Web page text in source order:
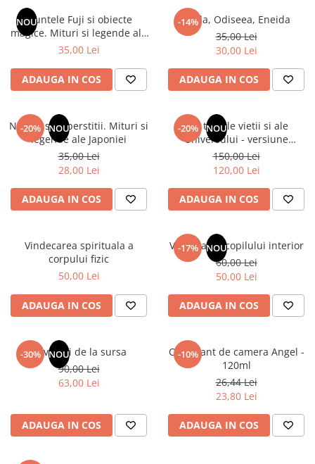
Audiobook
ReConnect
Crestinism
ScienceConnection
SelfConnect
SelfHealing
Vindecare Spirituala
Senzatii/Thriller
SF & Fantasy
Teatru
Teens Book Club
Instrumente si Truse Geometrie
Seturi scolare
Calculator
Consumabile & Accesorii
COLOREAZA CU PRIETENII
De colorat
Pot desena minunat
Carti educative
Copii 0-7 ani
Clubul Premiantilor
Super pitici 2-5 ani
Dezvoltare personala
Enciclopedii
Kids Book Club
Literatura Scolara
Lecturi Scolare
Lumea Copilariei
Ma pregatesc pentru scoala
Manuale - Carte Scolara
Clasa a II-a
Puzzle-uri
Puzzle
Puzzle 3D Lemn
NOUMuntele Fuji si obiecte
magice. Mituri si legende ale
Japoniei
35,00 Lei
ADAUGA IN COS
-14%
Iliada, Odiseea, Eneida
35,00 Lei
30,00 Lei
ADAUGA IN COS
-20% NOU
Natura si superstitii. Mituri si
legende ale Japoniei
35,00 Lei
28,00 Lei
ADAUGA IN COS
-20% NOU
Din tainele vietii si ale
Universului - versiune
originala din 1939. Volumele I-
III. Cutie de colectie -Scarlat
Demetrescu
150,00 Lei
120,00 Lei
ADAUGA IN COS
Vindecarea spirituala a
corpului fizic
50,00 Lei
ADAUGA IN COS
-17% NOU
Vindecarea copilului interior
60,00 Lei
50,00 Lei
ADAUGA IN COS
-30% NOU
Revelatii de la sursa
90,00 Lei
63,00 Lei
ADAUGA IN COS
-10%
Odorizant de camera Angel -
120ml
26,44 Lei
23,80 Lei
ADAUGA IN COS